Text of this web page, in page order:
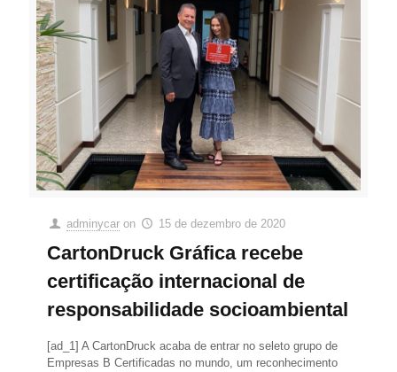
adminycar on 15 de dezembro de 2020
CartonDruck Gráfica recebe
certificação internacional de
responsabilidade socioambiental
[ad_1] A CartonDruck acaba de entrar no seleto grupo de
Empresas B Certificadas no mundo, um reconhecimento